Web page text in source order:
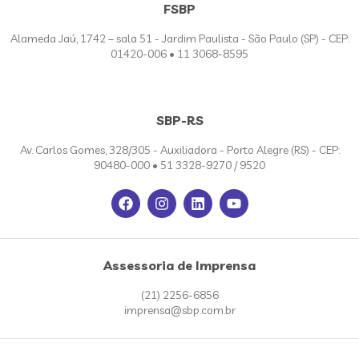
FSBP
Alameda Jaú, 1742 – sala 51 - Jardim Paulista - São Paulo (SP) - CEP:
01420-006 • 11 3068-8595
SBP-RS
Av. Carlos Gomes, 328/305 - Auxiliadora - Porto Alegre (RS) - CEP:
90480-000 • 51 3328-9270 / 9520
Assessoria de Imprensa
(21) 2256-6856
imprensa@sbp.com.br